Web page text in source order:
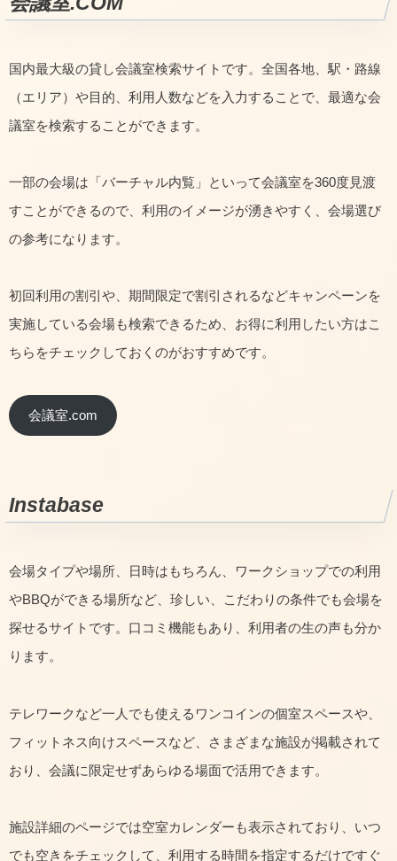
国内最大級の貸し会議室検索サイトです。全国各地、駅・路線
（エリア）や目的、利用人数などを入力することで、最適な会
議室を検索することができます。
一部の会場は「バーチャル内覧」といって会議室を360度見渡
すことができるので、利用のイメージが湧きやすく、会場選び
の参考になります。
初回利用の割引や、期間限定で割引されるなどキャンペーンを
実施している会場も検索できるため、お得に利用したい方はこ
ちらをチェックしておくのがおすすめです。
会議室.com
Instabase
会場タイプや場所、日時はもちろん、ワークショップでの利用
やBBQができる場所など、珍しい、こだわりの条件でも会場を
探せるサイトです。口コミ機能もあり、利用者の生の声も分か
ります。
テレワークなど一人でも使えるワンコインの個室スペースや、
フィットネス向けスペースなど、さまざまな施設が掲載されて
おり、会議に限定せずあらゆる場面で活用できます。
施設詳細のページでは空室カレンダーも表示されており、いつ
でも空きをチェックして、利用する時間を指定するだけですぐ